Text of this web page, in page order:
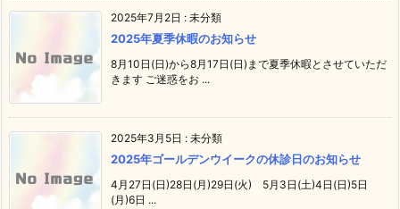
2025年7月2日 : 未分類
2025年夏季休暇のお知らせ
8月10日(日)から8月17日(日)まで夏季休暇とさせていただ
きます ご迷惑をお ...
2025年3月5日 : 未分類
2025年ゴールデンウイークの休診日のお知らせ
4月27日(日)28日(月)29日(火) 5月3日(土)4日(日)5日
(月)6日 ...